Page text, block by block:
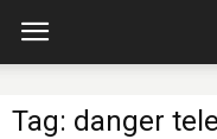
Tag: danger tele